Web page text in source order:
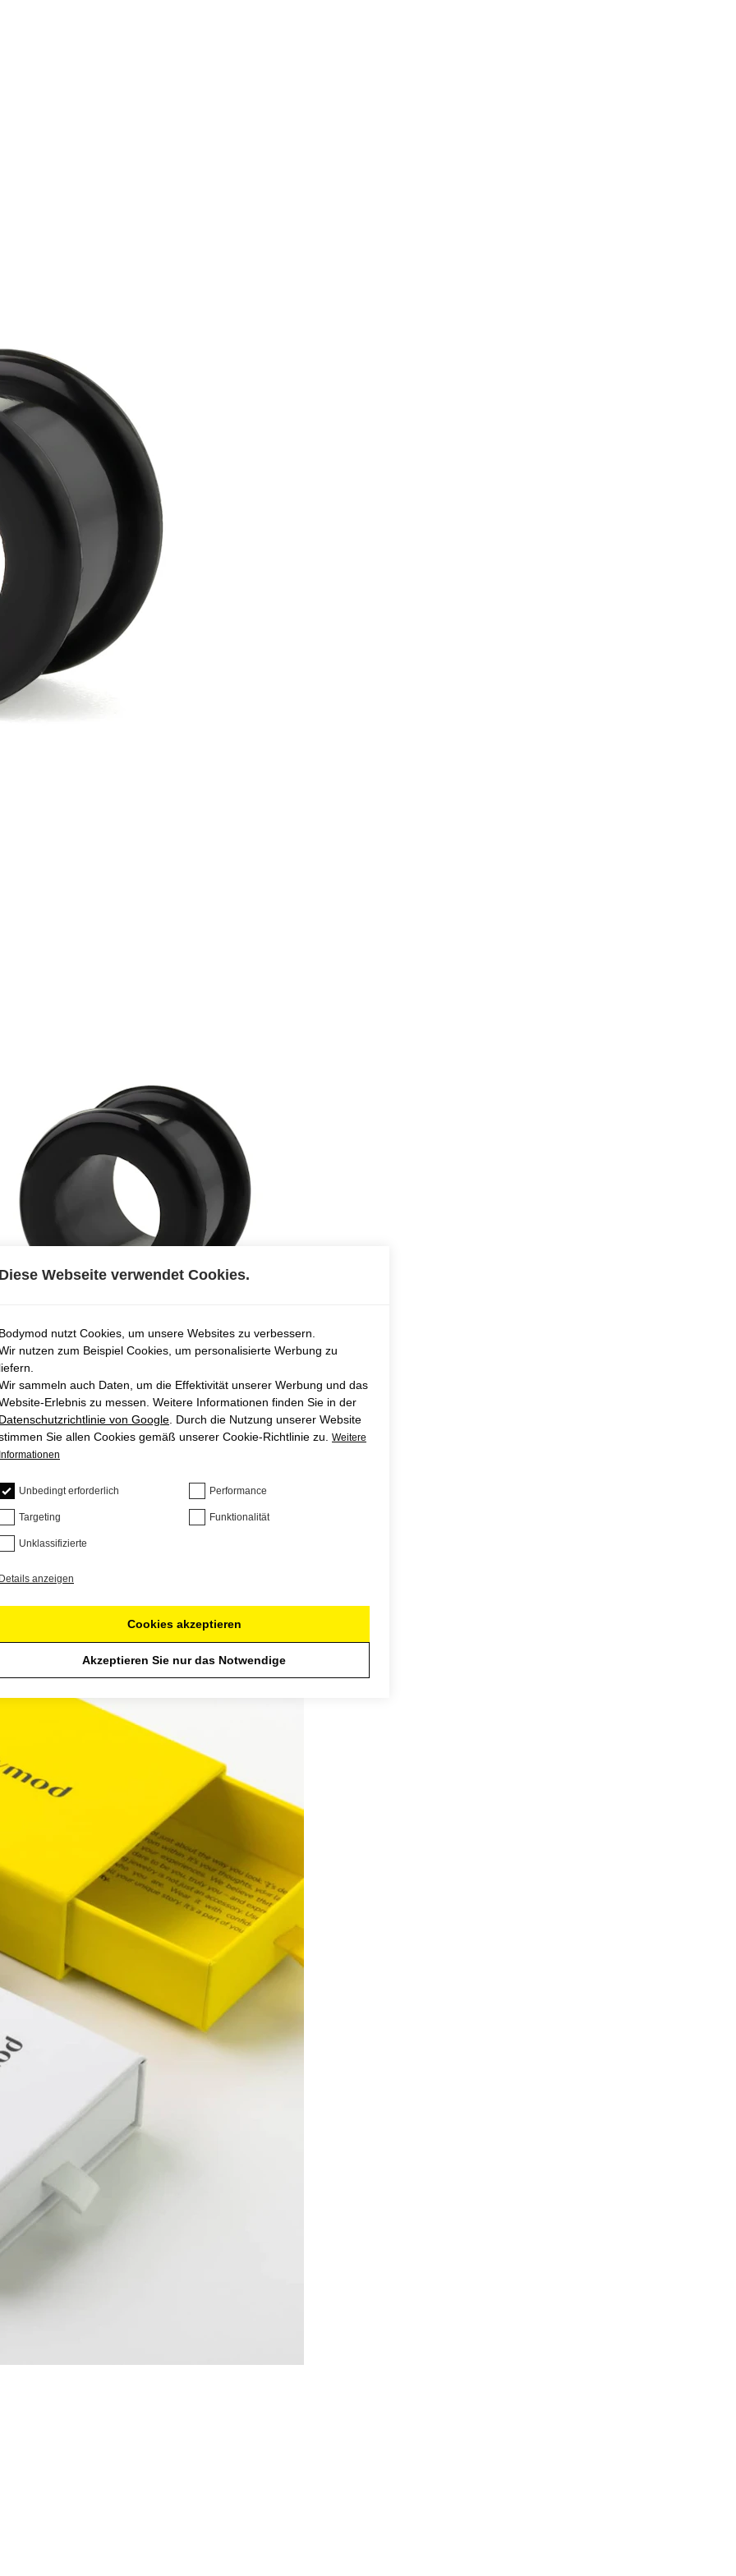
Webseite verwendet Cookies.
nutzt Cookies, um unsere Websites zu verbessern.
nutzen zum Beispiel Cookies, um personalisierte Werbung zu
sammeln auch Daten, um die Effektivität unserer Werbung und das
Erlebnis zu messen. Weitere Informationen finden Sie in der
von Google . Durch die Nutzung unserer Website
Sie allen Cookies gemäß unserer Cookie-Richtlinie zu. Weitere
Unbedingt erforderlich Performance
Targeting Funktionalität
Unklassifizierte
anzeigen
Cookies akzeptieren
Akzeptieren Sie nur das Notwendige